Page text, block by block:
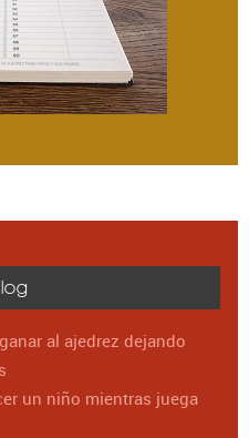
al ajedrez dejando
un niño mientras juega